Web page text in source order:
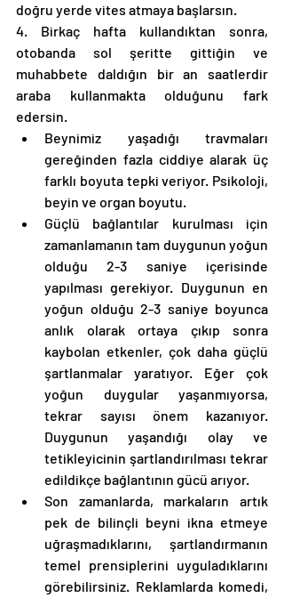
doğru yerde vites atmaya başlarsın.
4. Birkaç hafta kullandıktan sonra,
otobanda sol şeritte gittiğin ve
muhabbete daldığın bir an saatlerdir
araba kullanmakta olduğunu fark
edersin.
Beynimiz yaşadığı travmaları
gereğinden fazla ciddiye alarak üç
farklı boyuta tepki veriyor. Psikoloji,
beyin ve organ boyutu.
Güçlü bağlantılar kurulması için
zamanlamanın tam duygunun yoğun
olduğu 2-3 saniye içerisinde
yapılması gerekiyor. Duygunun en
yoğun olduğu 2-3 saniye boyunca
anlık olarak ortaya çıkıp sonra
kaybolan etkenler, çok daha güçlü
şartlanmalar yaratıyor. Eğer çok
yoğun duygular yaşanmıyorsa,
tekrar sayısı önem kazanıyor.
Duygunun yaşandığı olay ve
tetikleyicinin şartlandırılması tekrar
edildikçe bağlantının gücü arıyor.
Son zamanlarda, markaların artık
pek de bilinçli beyni ikna etmeye
uğraşmadıklarını, şartlandırmanın
temel prensiplerini uyguladıklarını
görebilirsiniz. Reklamlarda komedi,